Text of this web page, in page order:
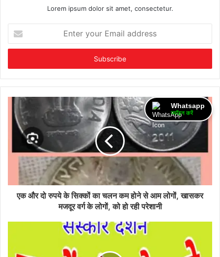
Lorem ipsum dolor sit amet, consectetur.
your
Email
एक और दो रुपये के सिक्कों का चलन कम होने से आम लोगों, खासकर
मजदूर वर्ग के लोगों, को हो रही परेशानी
Whatsapp
ज्वॉइन करें